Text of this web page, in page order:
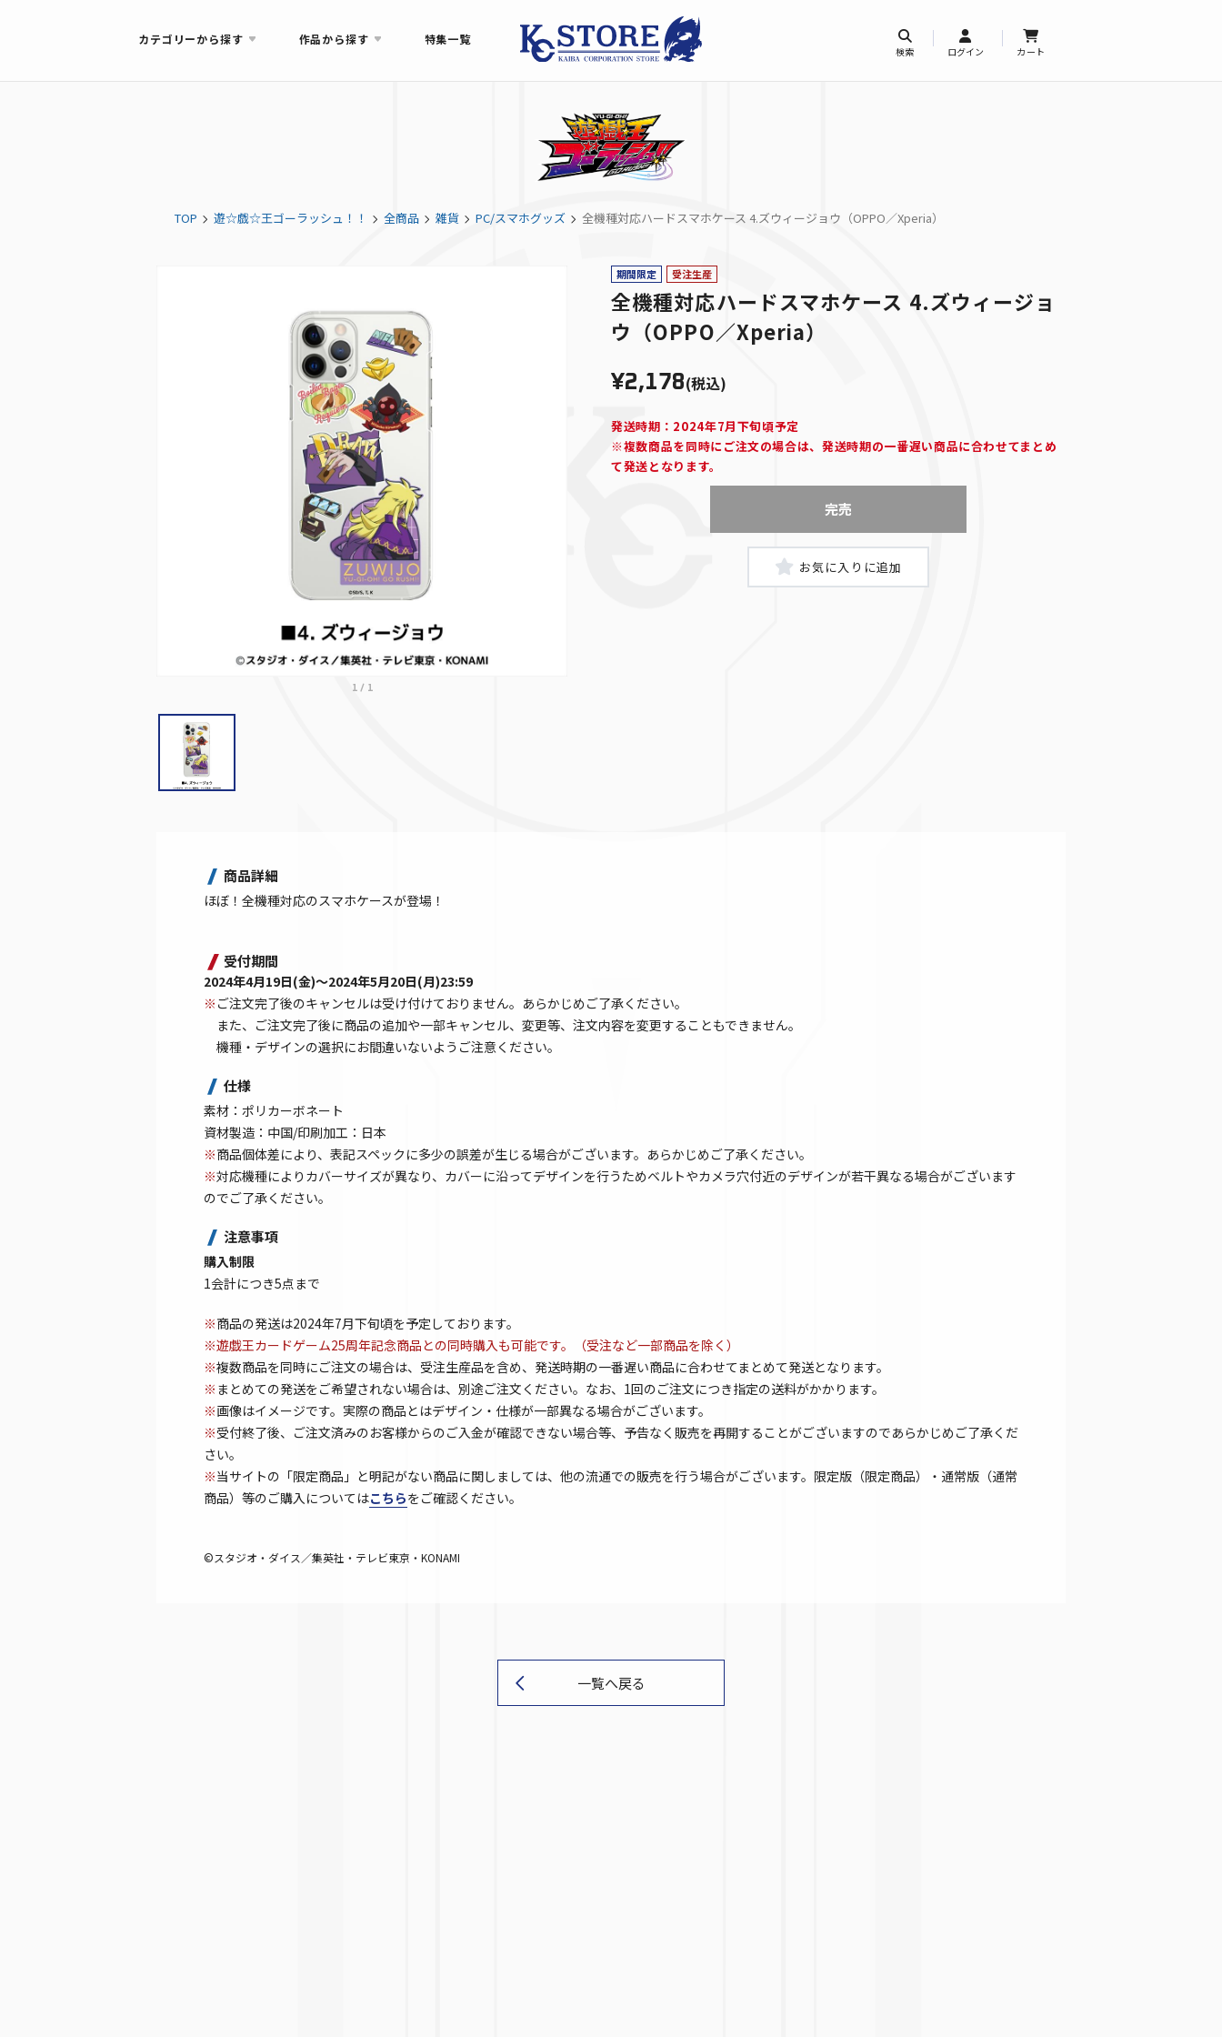
カテゴリーから探す 作品から探す 特集一覧
検索 ログイン カート
TOP 遊☆戯☆王ゴーラッシュ！！ 全商品 雑貨 PC/スマホグッズ 全機種対応ハードスマホケース 4.ズウィージョウ（OPPO／Xperia）
1/ 1
期間限定 受注生産
全機種対応ハードスマホケース 4.ズウィージョ
ウ（OPPO／Xperia）
¥2,178(税込)
発送時期：2024年7月下旬頃予定
※複数商品を同時にご注文の場合は、発送時期の一番遅い商品に合わせてまとめ
て発送となります。
完売
商品詳細
ほぼ！全機種対応のスマホケースが登場！
受付期間
2024年4月19日(金)～2024年5月20日(月)23:59
※ ご注文完了後のキャンセルは受け付けておりません。あらかじめご了承ください。
また、ご注文完了後に商品の追加や一部キャンセル、変更等、注文内容を変更することもできません。
機種・デザインの選択にお間違いないようご注意ください。
仕様
素材：ポリカーボネート
資材製造：中国/印刷加工：日本
※商品個体差により、表記スペックに多少の誤差が生じる場合がございます。あらかじめご了承ください。
※対応機種によりカバーサイズが異なり、カバーに沿ってデザインを行うためベルトやカメラ穴付近のデザインが若干異なる場合がございます
のでご了承ください。
注意事項
購入制限
1会計につき5点まで
※商品の発送は2024年7月下旬頃を予定しております。
※遊戯王カードゲーム25周年記念商品との同時購入も可能です。（受注など一部商品を除く）
※複数商品を同時にご注文の場合は、受注生産品を含め、発送時期の一番遅い商品に合わせてまとめて発送となります。
※ まとめての発送をご希望されない場合は、別途ご注文ください。なお、1回のご注文につき指定の送料がかかります。
※画像はイメージです。実際の商品とはデザイン・仕様が一部異なる場合がございます。
※受付終了後、ご注文済みのお客様からのご入金が確認できない場合等、予告なく販売を再開することがございますのであらかじめご了承くだ
さい。
※当サイトの「限定商品」と明記がない商品に関しましては、他の流通での販売を行う場合がございます。限定版（限定商品）・通常版（通常
商品）等のご購入についてはこちらをご確認ください。
©スタジオ・ダイス／集英社・テレビ東京・KONAMI
一覧へ戻る